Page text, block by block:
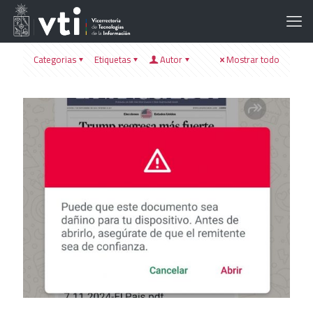
Categorias Etiquetas Autor Mostrar todo